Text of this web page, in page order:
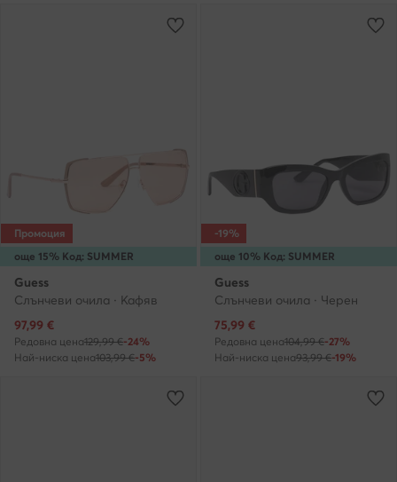
още 15% Код: SUMMER
Промоция
Guess
Слънчеви очила · Кафяв
Актуална цена
97,99 €
Редовна цена129,99 €-24%
Най-ниска цена103,99 €-5%
още 10% Код: SUMMER
-19%
Guess
Слънчеви очила · Черен
Актуална цена
75,99 €
Редовна цена104,99 €-27%
Най-ниска цена93,99 €-19%